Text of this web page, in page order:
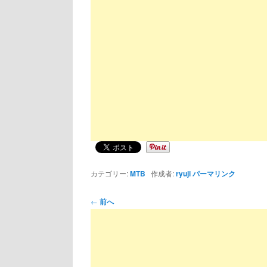
カテゴリー:MTB 作成者:ryujiパーマリンク
投
← 前へ